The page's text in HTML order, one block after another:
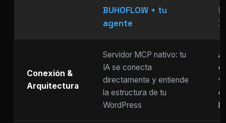
BUHOFLOW + tu
agente
Conexión &
Arquitectura
Servidor MCP nativo: tu
IA se conecta
directamente y entiende
la estructura de tu
WordPress